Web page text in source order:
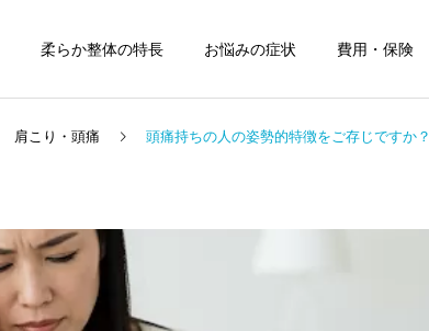
柔らか整体の特長 お悩みの症状 費用・保険
肩こり・頭痛 頭痛持ちの人の姿勢的特徴をご存じですか？